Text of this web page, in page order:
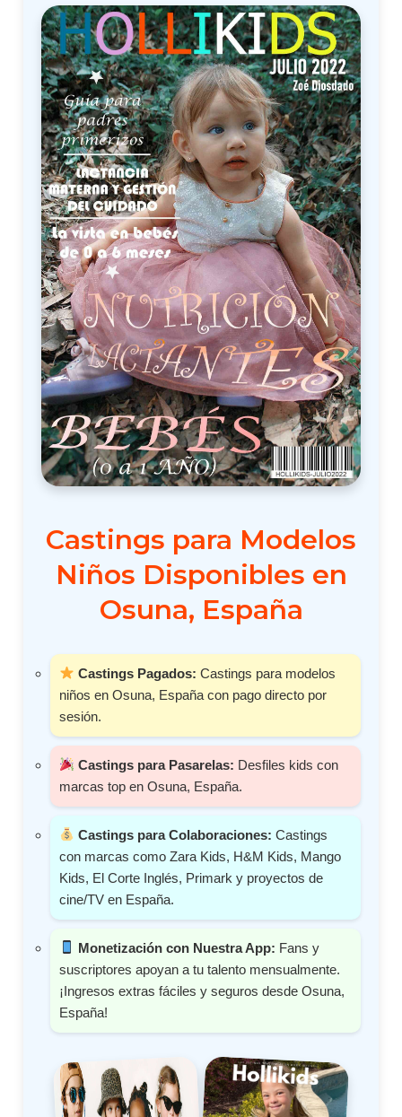
Castings para Modelos
Niños Disponibles en
Osuna, España
Castings Pagados: Castings para modelos
niños en Osuna, España con pago directo por
sesión.
Castings para Pasarelas: Desfiles kids con
marcas top en Osuna, España.
Castings para Colaboraciones: Castings
con marcas como Zara Kids, H&M Kids, Mango
Kids, El Corte Inglés, Primark y proyectos de
cine/TV en España.
Monetización con Nuestra App: Fans y
suscriptores apoyan a tu talento mensualmente.
¡Ingresos extras fáciles y seguros desde Osuna,
España!